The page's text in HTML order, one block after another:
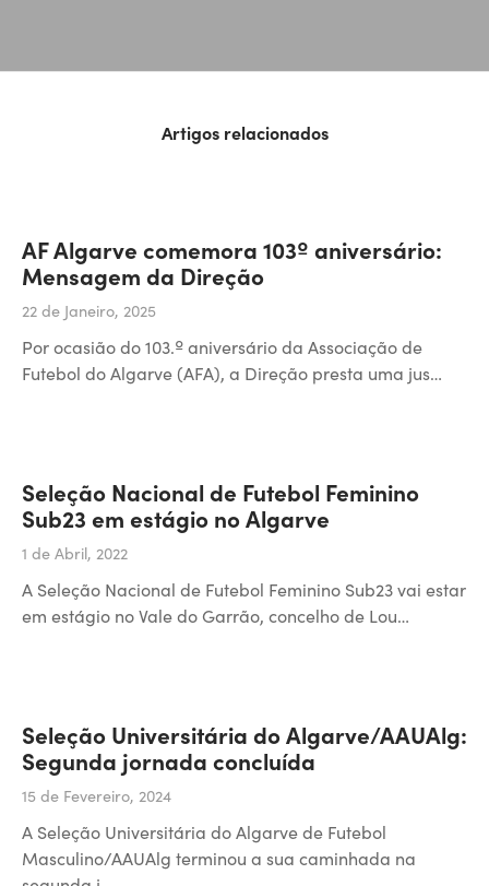
Artigos relacionados
AF Algarve comemora 103º aniversário:
Mensagem da Direção
22 de Janeiro, 2025
Por ocasião do 103.º aniversário da Associação de
Futebol do Algarve (AFA), a Direção presta uma jus…
Seleção Nacional de Futebol Feminino
Sub23 em estágio no Algarve
1 de Abril, 2022
A Seleção Nacional de Futebol Feminino Sub23 vai estar
em estágio no Vale do Garrão, concelho de Lou…
Seleção Universitária do Algarve/AAUAlg:
Segunda jornada concluída
15 de Fevereiro, 2024
A Seleção Universitária do Algarve de Futebol
Masculino/AAUAlg terminou a sua caminhada na